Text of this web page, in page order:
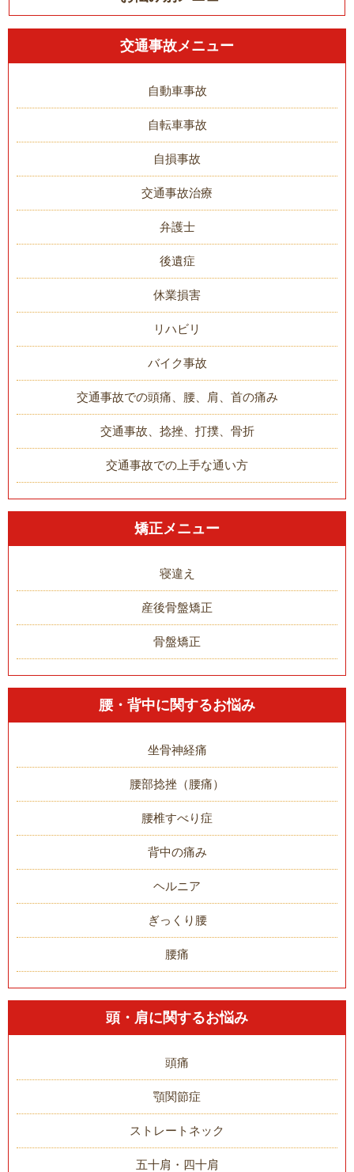
交通事故メニュー
自動車事故
自転車事故
自損事故
交通事故治療
弁護士
後遺症
休業損害
リハビリ
バイク事故
交通事故での頭痛、腰、肩、首の痛み
交通事故、捻挫、打撲、骨折
交通事故での上手な通い方
矯正メニュー
寝違え
産後骨盤矯正
骨盤矯正
腰・背中に関するお悩み
坐骨神経痛
腰部捻挫（腰痛）
腰椎すべり症
背中の痛み
ヘルニア
ぎっくり腰
腰痛
頭・肩に関するお悩み
頭痛
顎関節症
ストレートネック
五十肩・四十肩